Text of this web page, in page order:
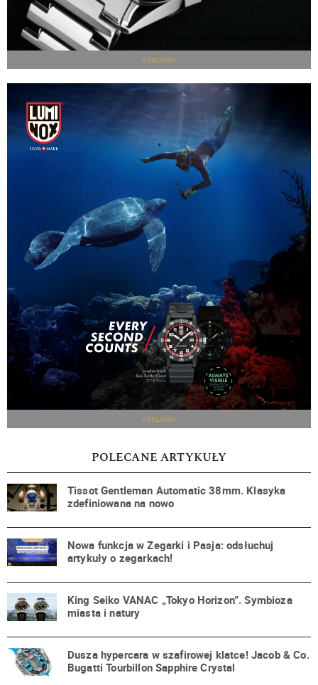
REKLAMA
REKLAMA
POLECANE ARTYKUŁY
Tissot Gentleman Automatic 38mm. Klasyka
zdefiniowana na nowo
Nowa funkcja w Zegarki i Pasja: odsłuchuj
artykuły o zegarkach!
King Seiko VANAC „Tokyo Horizon”. Symbioza
miasta i natury
Dusza hypercara w szafirowej klatce! Jacob & Co.
Bugatti Tourbillon Sapphire Crystal